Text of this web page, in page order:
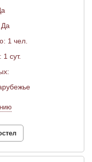
1 чел.
сут.